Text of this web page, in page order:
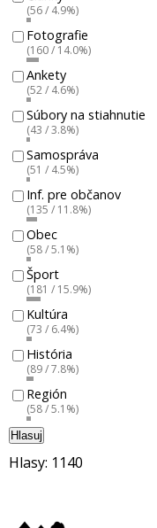
(56 / 4.9%)
Fotografie
(160 / 14.0%)
Ankety
(52 / 4.6%)
Súbory na stiahnutie
(43 / 3.8%)
Samospráva
(51 / 4.5%)
Inf. pre občanov
(135 / 11.8%)
Obec
(58 / 5.1%)
Šport
(181 / 15.9%)
Kultúra
(73 / 6.4%)
História
(89 / 7.8%)
Región
(58 / 5.1%)
Hlasuj
Hlasy: 1140